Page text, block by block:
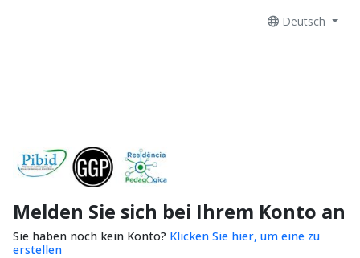
Deutsch
Melden Sie sich bei Ihrem Konto an
Sie haben noch kein Konto? Klicken Sie hier, um eine zu
erstellen